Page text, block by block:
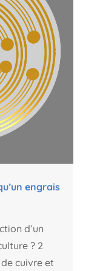
engrais
d’un
? 2
cuivre et